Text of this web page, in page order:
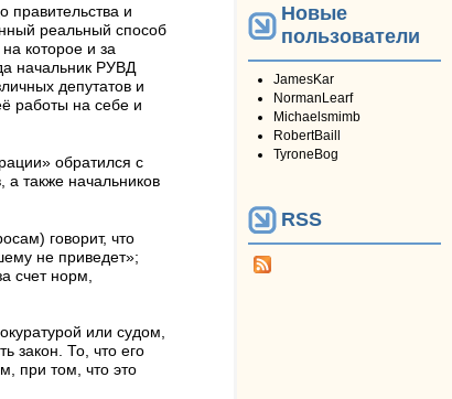
правительства и
реальный способ
которое и за
начальник РУВД
депутатов и
работы на себе и
обратился с
а также начальников
говорит, что
не приведет»;
счет норм,
или судом,
закон. То, что его
при том, что это
Новые
пользователи
JamesKar
NormanLearf
Michaelsmimb
RobertBaill
TyroneBog
RSS